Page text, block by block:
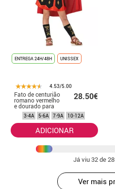
ENTREGA 24H/48H UNISSEX
4.53/5.00
Fato de centurião
romano vermelho
e dourado para
criança
28.50€
3-4A 5-6A 7-9A 10-12A
ADICIONAR
Já viu32de
Ver mais